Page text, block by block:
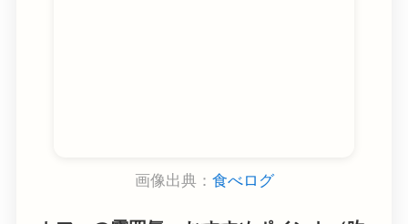
画像出典： 食べログ